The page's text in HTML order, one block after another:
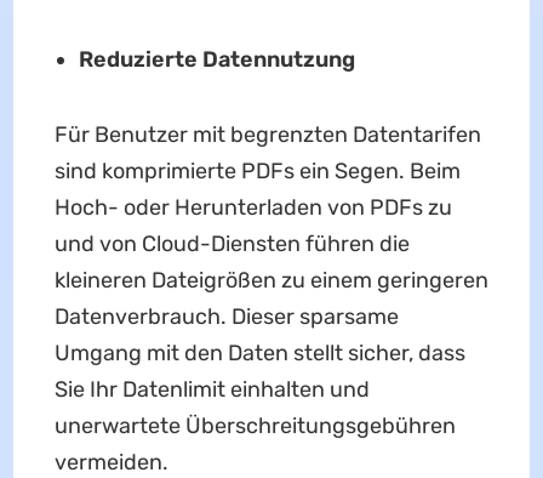
Reduzierte Datennutzung
Für Benutzer mit begrenzten Datentarifen
sind komprimierte PDFs ein Segen. Beim
Hoch- oder Herunterladen von PDFs zu
und von Cloud-Diensten führen die
kleineren Dateigrößen zu einem geringeren
Datenverbrauch. Dieser sparsame
Umgang mit den Daten stellt sicher, dass
Sie Ihr Datenlimit einhalten und
unerwartete Überschreitungsgebühren
vermeiden.